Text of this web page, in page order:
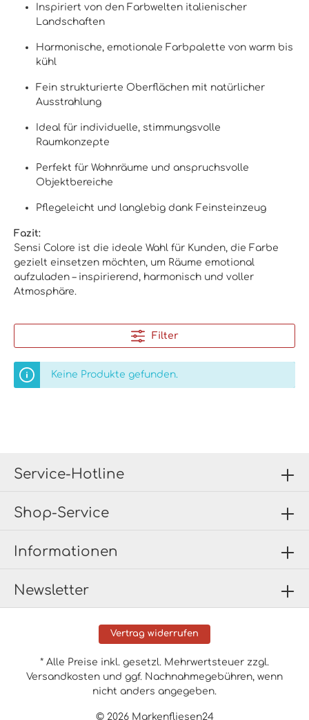
Inspiriert von den Farbwelten italienischer
Landschaften
Harmonische, emotionale Farbpalette von warm bis
kühl
Fein strukturierte Oberflächen mit natürlicher
Ausstrahlung
Ideal für individuelle, stimmungsvolle
Raumkonzepte
Perfekt für Wohnräume und anspruchsvolle
Objektbereiche
Pflegeleicht und langlebig dank Feinsteinzeug
Fazit:
Sensi Colore ist die ideale Wahl für Kunden, die Farbe
gezielt einsetzen möchten, um Räume emotional
aufzuladen – inspirierend, harmonisch und voller
Atmosphäre.
Filter
Keine Produkte gefunden.
Newsletter
Service-Hotline
Shop-Service
Informationen
Vertrag widerrufen
© 2026 Markenfliesen24
* Alle Preise inkl. gesetzl. Mehrwertsteuer zzgl.
Versandkosten und ggf. Nachnahmegebühren, wenn
nicht anders angegeben.